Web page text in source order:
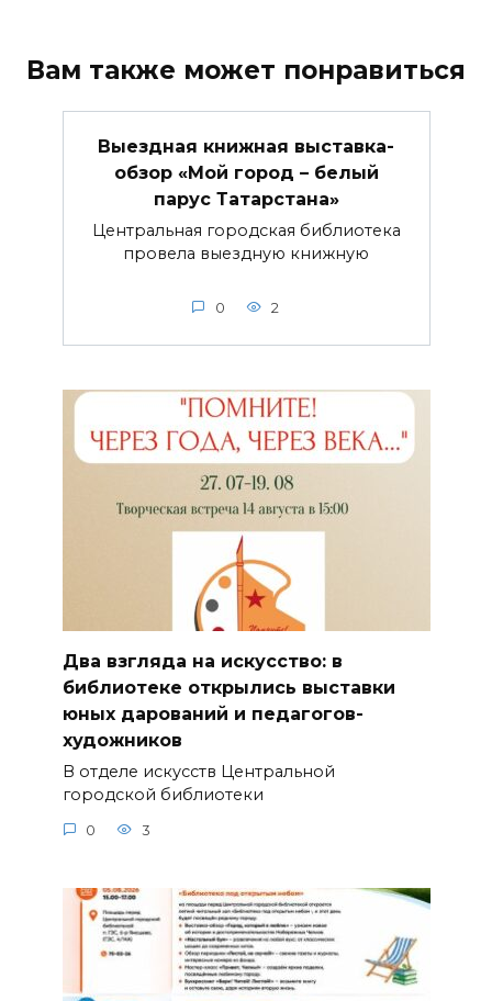
Вам также может понравиться
Выездная книжная выставка-
обзор «Мой город – белый
парус Татарстана»
Центральная городская библиотека
провела выездную книжную
0 2
Два взгляда на искусство: в
библиотеке открылись выставки
юных дарований и педагогов-
художников
В отделе искусств Центральной
городской библиотеки
0 3